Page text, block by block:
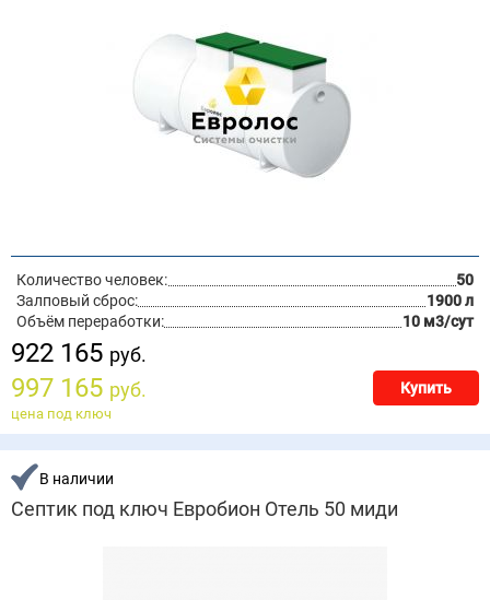
Количество человек:
50
Залповый сброс:
1900 л
Объём переработки:
10 м3/сут
922 165 руб.
997 165 руб. Купить
цена под ключ
В наличии
Септик под ключ Евробион Отель 50 миди